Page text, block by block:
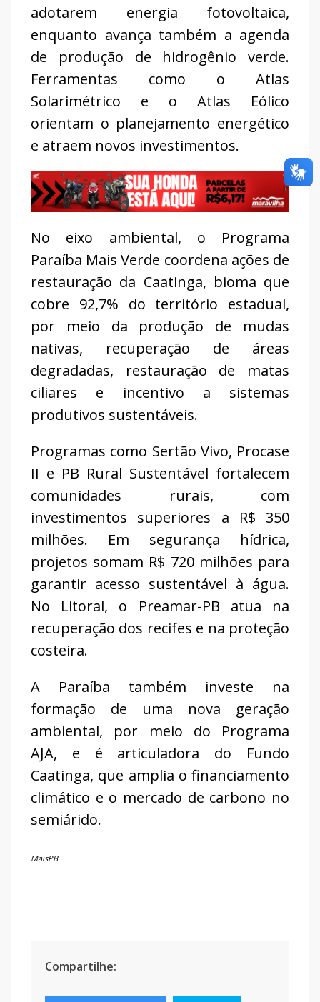
adotarem energia fotovoltaica,
enquanto avança também a agenda
de produção de hidrogênio verde.
Ferramentas como o Atlas
Solarimétrico e o Atlas Eólico
orientam o planejamento energético
e atraem novos investimentos.
No eixo ambiental, o Programa
Paraíba Mais Verde coordena ações de
restauração da Caatinga, bioma que
cobre 92,7% do território estadual,
por meio da produção de mudas
nativas, recuperação de áreas
degradadas, restauração de matas
ciliares e incentivo a sistemas
produtivos sustentáveis.
Programas como Sertão Vivo, Procase
II e PB Rural Sustentável fortalecem
comunidades rurais, com
investimentos superiores a R$ 350
milhões. Em segurança hídrica,
projetos somam R$ 720 milhões para
garantir acesso sustentável à água.
No Litoral, o Preamar-PB atua na
recuperação dos recifes e na proteção
costeira.
A Paraíba também investe na
formação de uma nova geração
ambiental, por meio do Programa
AJA, e é articuladora do Fundo
Caatinga, que amplia o financiamento
climático e o mercado de carbono no
semiárido.
MaisPB
Compartilhe: